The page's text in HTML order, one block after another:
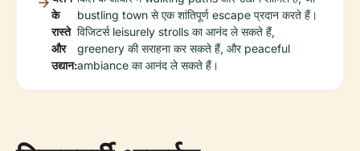
के
रास्ते
और
उद्यान:
bustling town से एक शांतिपूर्ण escape प्रदान करते हैं।
विजिटर्स leisurely strolls का आनंद ले सकते हैं,
greenery की सराहना कर सकते हैं, और peaceful
ambiance का आनंद ले सकते हैं।